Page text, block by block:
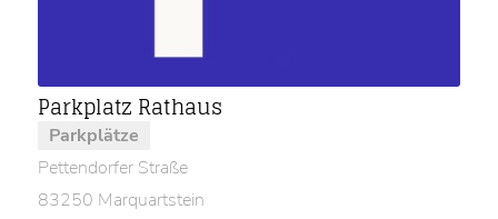
Parkplatz Rathaus
Parkplätze
Pettendorfer Straße
83250 Marquartstein